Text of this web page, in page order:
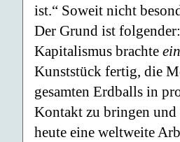
ist.“ Soweit nicht
Der Grund ist
Kapitalismus brachte
Kunststück fertig, die
gesamten Erdballs in
Kontakt zu bringen und
heute eine weltweite